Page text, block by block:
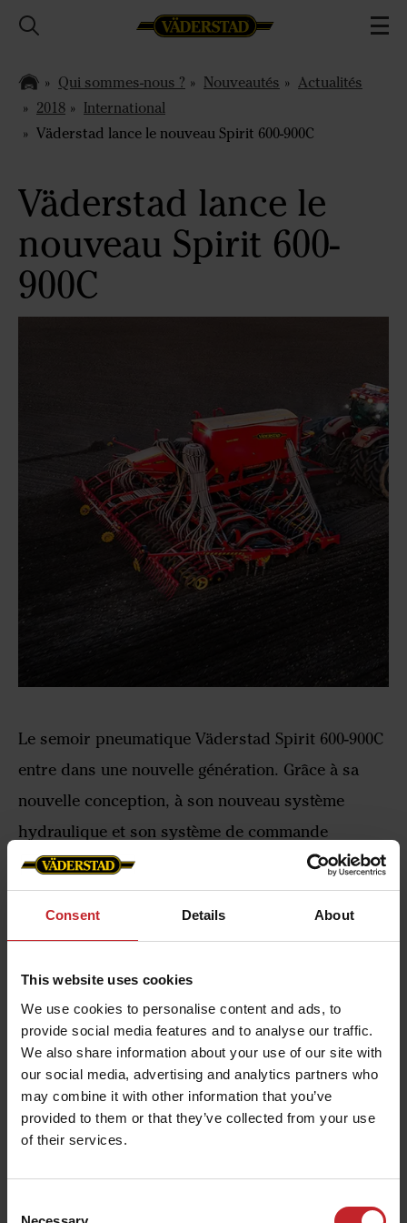
Consent Details About
This website uses cookies
We use cookies to personalise content and ads, to
provide social media features and to analyse our traffic.
We also share information about your use of our site with
our social media, advertising and analytics partners who
may combine it with other information that you’ve
provided to them or that they’ve collected from your use
of their services.
Qui sommes-nous ? Nouveautés
Actualités
2018
International
Väderstad lance le nouveau Spirit 600-900C
Väderstad lance le
nouveau Spirit 600-
900C
Le semoir pneumatique Väderstad Spirit 600-900C
entre dans une nouvelle génération. Grâce à sa
nouvelle conception, à son nouveau système
hydraulique et son système de commande
innovant : l'E-Control Väderstad sur iPad, le
semoir combiné de 6, 8 ou 9 mètres est prêt pour
l'agriculture du futur.
"Le nouveau Spirit 600-900C est équipé d'un
nouveau système hydraulique qui fonctionne
parfaitement avec le système moderne, l'E-Control
Väderstad. Cela permet par exemple de régler
facilement la pression d'enterrage des éléments
semeurs, l'intensité de travail des outils avant ou
depuis la cabine en mouvement", explique Gunnar
Blackert, Chef produit Semoirs, chez Väderstad et